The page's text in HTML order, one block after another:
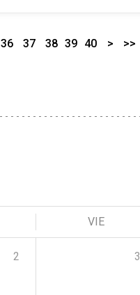
36 37 38 39 40 > >>
VIE
2 3